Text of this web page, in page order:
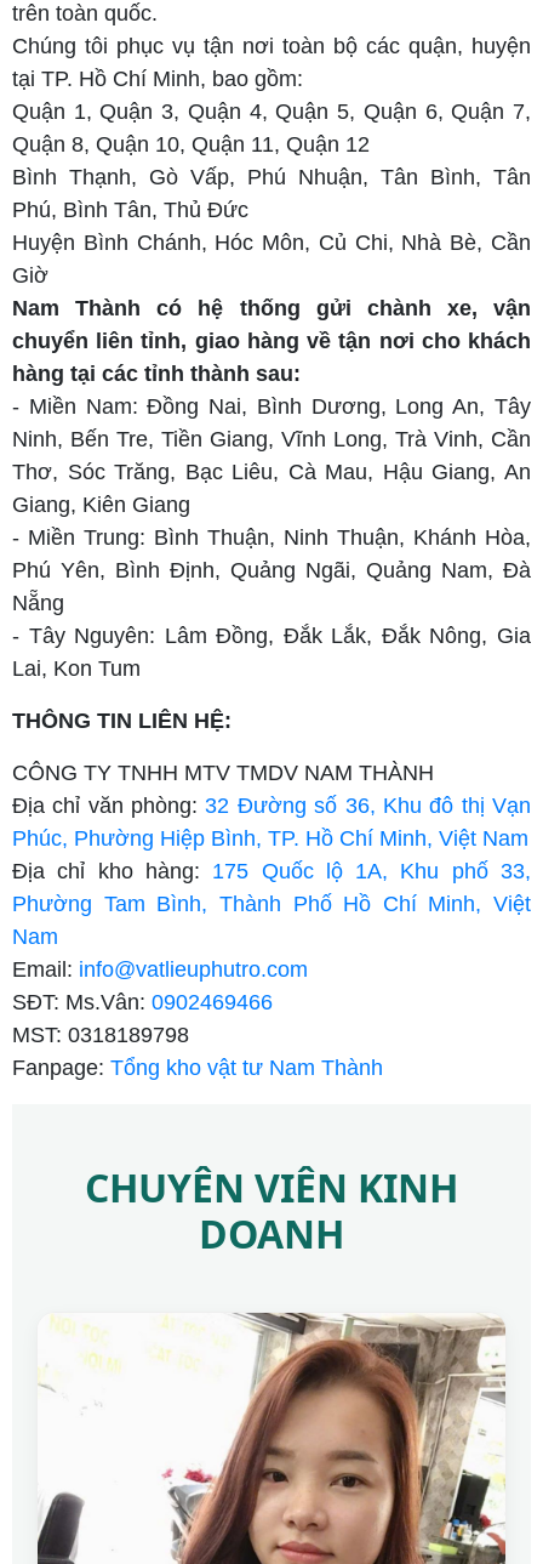
trên toàn quốc.
Chúng tôi phục vụ tận nơi toàn bộ các quận, huyện
tại TP. Hồ Chí Minh, bao gồm:
Quận 1, Quận 3, Quận 4, Quận 5, Quận 6, Quận 7,
Quận 8, Quận 10, Quận 11, Quận 12
Bình Thạnh, Gò Vấp, Phú Nhuận, Tân Bình, Tân
Phú, Bình Tân, Thủ Đức
Huyện Bình Chánh, Hóc Môn, Củ Chi, Nhà Bè, Cần
Giờ
Nam Thành có hệ thống gửi chành xe, vận
chuyển liên tỉnh, giao hàng về tận nơi cho khách
hàng tại các tỉnh thành sau:
- Miền Nam: Đồng Nai, Bình Dương, Long An, Tây
Ninh, Bến Tre, Tiền Giang, Vĩnh Long, Trà Vinh, Cần
Thơ, Sóc Trăng, Bạc Liêu, Cà Mau, Hậu Giang, An
Giang, Kiên Giang
- Miền Trung: Bình Thuận, Ninh Thuận, Khánh Hòa,
Phú Yên, Bình Định, Quảng Ngãi, Quảng Nam, Đà
Nẵng
- Tây Nguyên: Lâm Đồng, Đắk Lắk, Đắk Nông, Gia
Lai, Kon Tum
THÔNG TIN LIÊN HỆ:
CÔNG TY TNHH MTV TMDV NAM THÀNH
Địa chỉ văn phòng:32 Đường số 36, Khu đô thị Vạn
Phúc, Phường Hiệp Bình, TP. Hồ Chí Minh, Việt Nam
Địa chỉ kho hàng: 175 Quốc lộ 1A, Khu phố 33,
Phường Tam Bình, Thành Phố Hồ Chí Minh, Việt
Nam
Email: info@vatlieuphutro.com
SĐT: Ms.Vân: 0902469466
MST: 0318189798
Fanpage: Tổng kho vật tư Nam Thành
CHUYÊN VIÊN KINH
DOANH